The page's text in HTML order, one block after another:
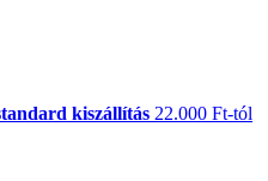
kiszállítás 22.000 Ft-tól